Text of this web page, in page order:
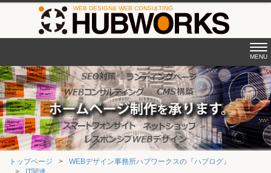
MENU
トップページ
WEBデザイン事務所ハブワークスの『ハブログ』